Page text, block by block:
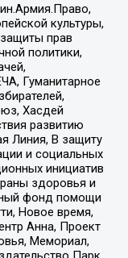
культуры,
прав
политики,
Гуманитарное
Хасдей
развитию
Линия, В защиту
и социальных
инициатив
здоровья и
фонд помощи
Новое время,
Анна, Проект
Мемориал,